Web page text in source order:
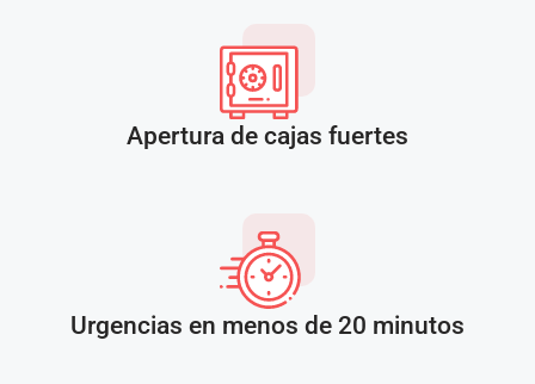
Apertura de cajas fuertes
Urgencias en menos de 20 minutos